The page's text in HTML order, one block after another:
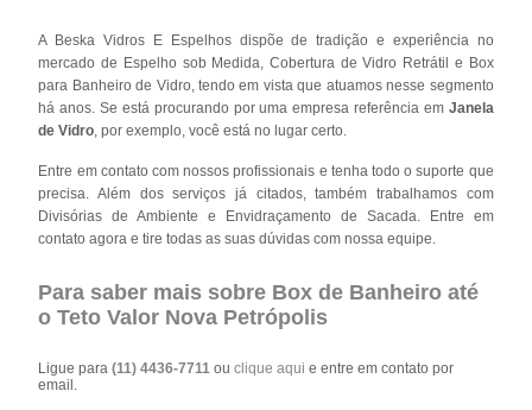
A Beska Vidros E Espelhos dispõe de tradição e experiência no
mercado de Espelho sob Medida, Cobertura de Vidro Retrátil e Box
para Banheiro de Vidro, tendo em vista que atuamos nesse segmento
há anos. Se está procurando por uma empresa referência em Janela
de Vidro , por exemplo, você está no lugar certo.
Entre em contato com nossos profissionais e tenha todo o suporte que
precisa. Além dos serviços já citados, também trabalhamos com
Divisórias de Ambiente e Envidraçamento de Sacada. Entre em
contato agora e tire todas as suas dúvidas com nossa equipe.
Para saber mais sobre Box de Banheiro até
o Teto Valor Nova Petrópolis
Ligue para(11) 4436-7711ouclique aqui e entre em contato por
email.